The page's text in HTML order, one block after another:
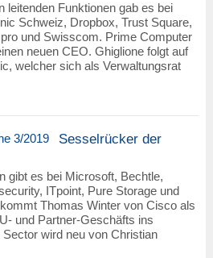
leitenden Funktionen gab es bei
Schweiz, Dropbox, Trust Square,
und Swisscom. Prime Computer
neuen CEO. Ghiglione folgt auf
welcher sich als Verwaltungsrat
Sesselrücker der
gibt es bei Microsoft, Bechtle,
ITpoint, Pure Storage und
Thomas Winter von Cisco als
und Partner-Geschäfts ins
wird neu von Christian